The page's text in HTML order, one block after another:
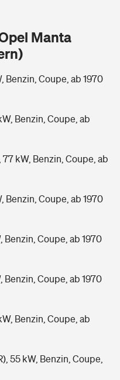
ist Ihr Haus?
für deine Kids
ich im Alter?
Manta
Benzin, Coupe, ab 1970
Benzin, Coupe, ab
kW, Benzin, Coupe, ab
Benzin, Coupe, ab 1970
Benzin, Coupe, ab 1970
Benzin, Coupe, ab 1970
Benzin, Coupe, ab
55 kW, Benzin, Coupe,